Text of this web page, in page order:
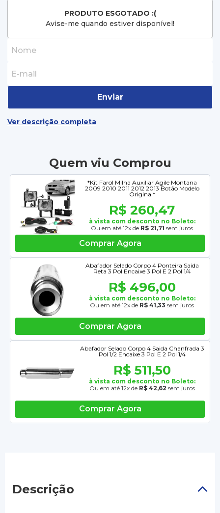
PRODUTO ESGOTADO :(
Avise-me quando estiver disponível!
Enviar
Ver descrição completa
Quem viu Comprou
*Kit Farol Milha Auxiliar Agile Montana
2009 2010 2011 2012 2013 Botão Modelo
Original*
R$ 260,47
à vista com desconto no Boleto:
Ou em até 12x de R$ 21,71 sem juros
Comprar Agora
Abafador Selado Corpo 4 Ponteira Saída
Reta 3 Pol Encaixe 3 Pol E 2 Pol 1/4
R$ 496,00
à vista com desconto no Boleto:
Ou em até 12x de R$ 41,33 sem juros
Comprar Agora
Abafador Selado Corpo 4 Saida Chanfrada 3
Pol 1/2 Encaixe 3 Pol E 2 Pol 1/4
R$ 511,50
à vista com desconto no Boleto:
Ou em até 12x de R$ 42,62 sem juros
Comprar Agora
Descrição